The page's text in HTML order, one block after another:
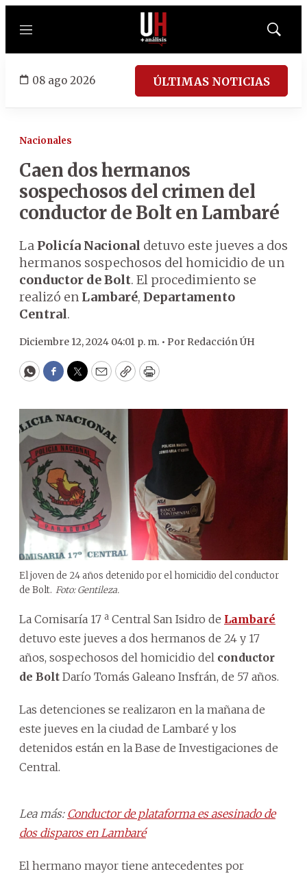
Menú
Mostrar
08 ago 2026 ÚLTIMAS NOTICIAS
Nacionales
Caen dos hermanos
sospechosos del crimen del
conductor de Bolt en Lambaré
La Policía Nacional detuvo este jueves a dos
hermanos sospechosos del homicidio de un
conductor de Bolt. El procedimiento se
realizó en Lambaré, Departamento
Central.
Diciembre 12, 2024 04:01 p. m. • Por Redacción ÚH
WhatsApp
Facebook
Twitter
EmailCopyPrint
El joven de 24 años detenido por el homicidio del conductor
de Bolt. Foto: Gentileza.
La Comisaría 17 ª Central San Isidro de Lambaré
detuvo este jueves a dos hermanos de 24 y 17
años, sospechosos del homicidio del conductor
de Bolt Darío Tomás Galeano Insfrán, de 57 años.
Las detenciones se realizaron en la mañana de
este jueves en la ciudad de Lambaré y los
detenidos están en la Base de Investigaciones de
Central.
Lea más: Conductor de plataforma es asesinado de
dos disparos en Lambaré
El hermano mayor tiene antecedentes por